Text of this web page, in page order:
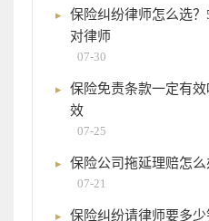
保险纠纷律师怎么选
对律师
07-30
保险免责条款一定有
效
07-25
保险公司拖延理赔怎
07-21
保险纠纷请律师要多